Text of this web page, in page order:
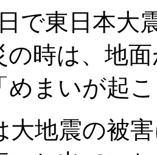
で東日本大
の時は、地
めまいが起
大地震の被